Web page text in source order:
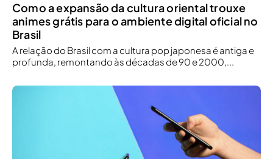
Como a expansão da cultura oriental trouxe
animes grátis para o ambiente digital oficial no
Brasil
A relação do Brasil com a cultura pop japonesa é antiga e
profunda, remontando às décadas de 90 e 2000,...